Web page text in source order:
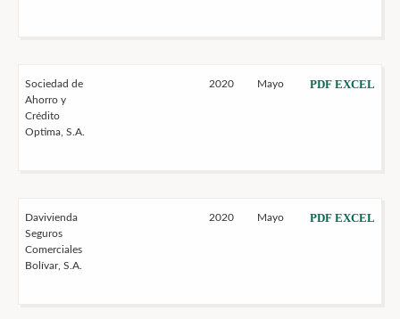
Sociedad de
Ahorro y
Crédito
Optima, S.A.
2020 Mayo PDF EXCEL
Davivienda
Seguros
Comerciales
Bolívar, S.A.
2020 Mayo PDF EXCEL